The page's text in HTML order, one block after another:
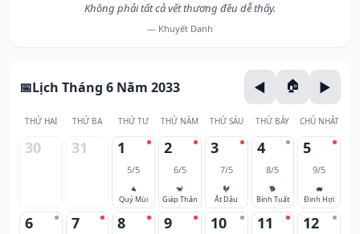
Không phải tất cả vết thương đều dễ thấy.
— Khuyết Danh
Lịch Tháng 6 Năm 2033
THỨ HAI THỨ BA THỨ TƯ THỨ NĂM THỨ SÁU THỨ BẢY CHỦ NHẬT
30 31 1
5/5
🐐
Quý Mùi
2
6/5
🐒
Giáp Thân
3
7/5
🐓
Ất Dậu
4
8/5
🐕
Bính Tuất
5
9/5
🐖
Đinh Hợi
6 7 8 9 10 11 12